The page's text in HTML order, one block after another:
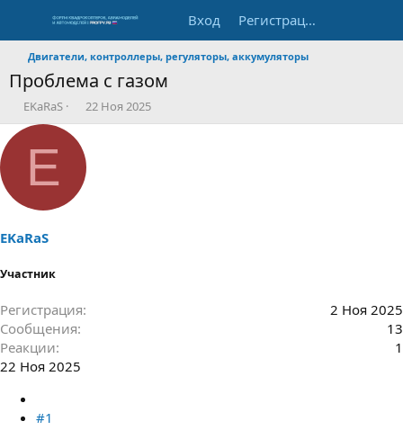
Вход Регистрация
Двигатели, контроллеры, регуляторы, аккумуляторы
Проблема с газом
А
в
е
ы
EKaRaS
Д
а
а
н
22 Ноя 2025
E
EKaRaS
Участник
Регистрация
2 Ноя 2025
Сообщения
13
Реакции
1
22 Ноя 2025
#1